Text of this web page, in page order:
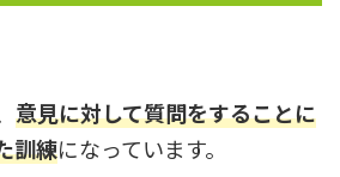
意見に対して質問をすることに
訓練になっています。